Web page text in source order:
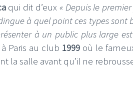
qui dit d’eux « Depuis le
à quel point ces types sont
à un public plus large
Paris au club 1999 où le
la salle avant qu’il ne